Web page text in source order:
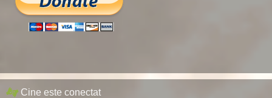
Cine este conectat